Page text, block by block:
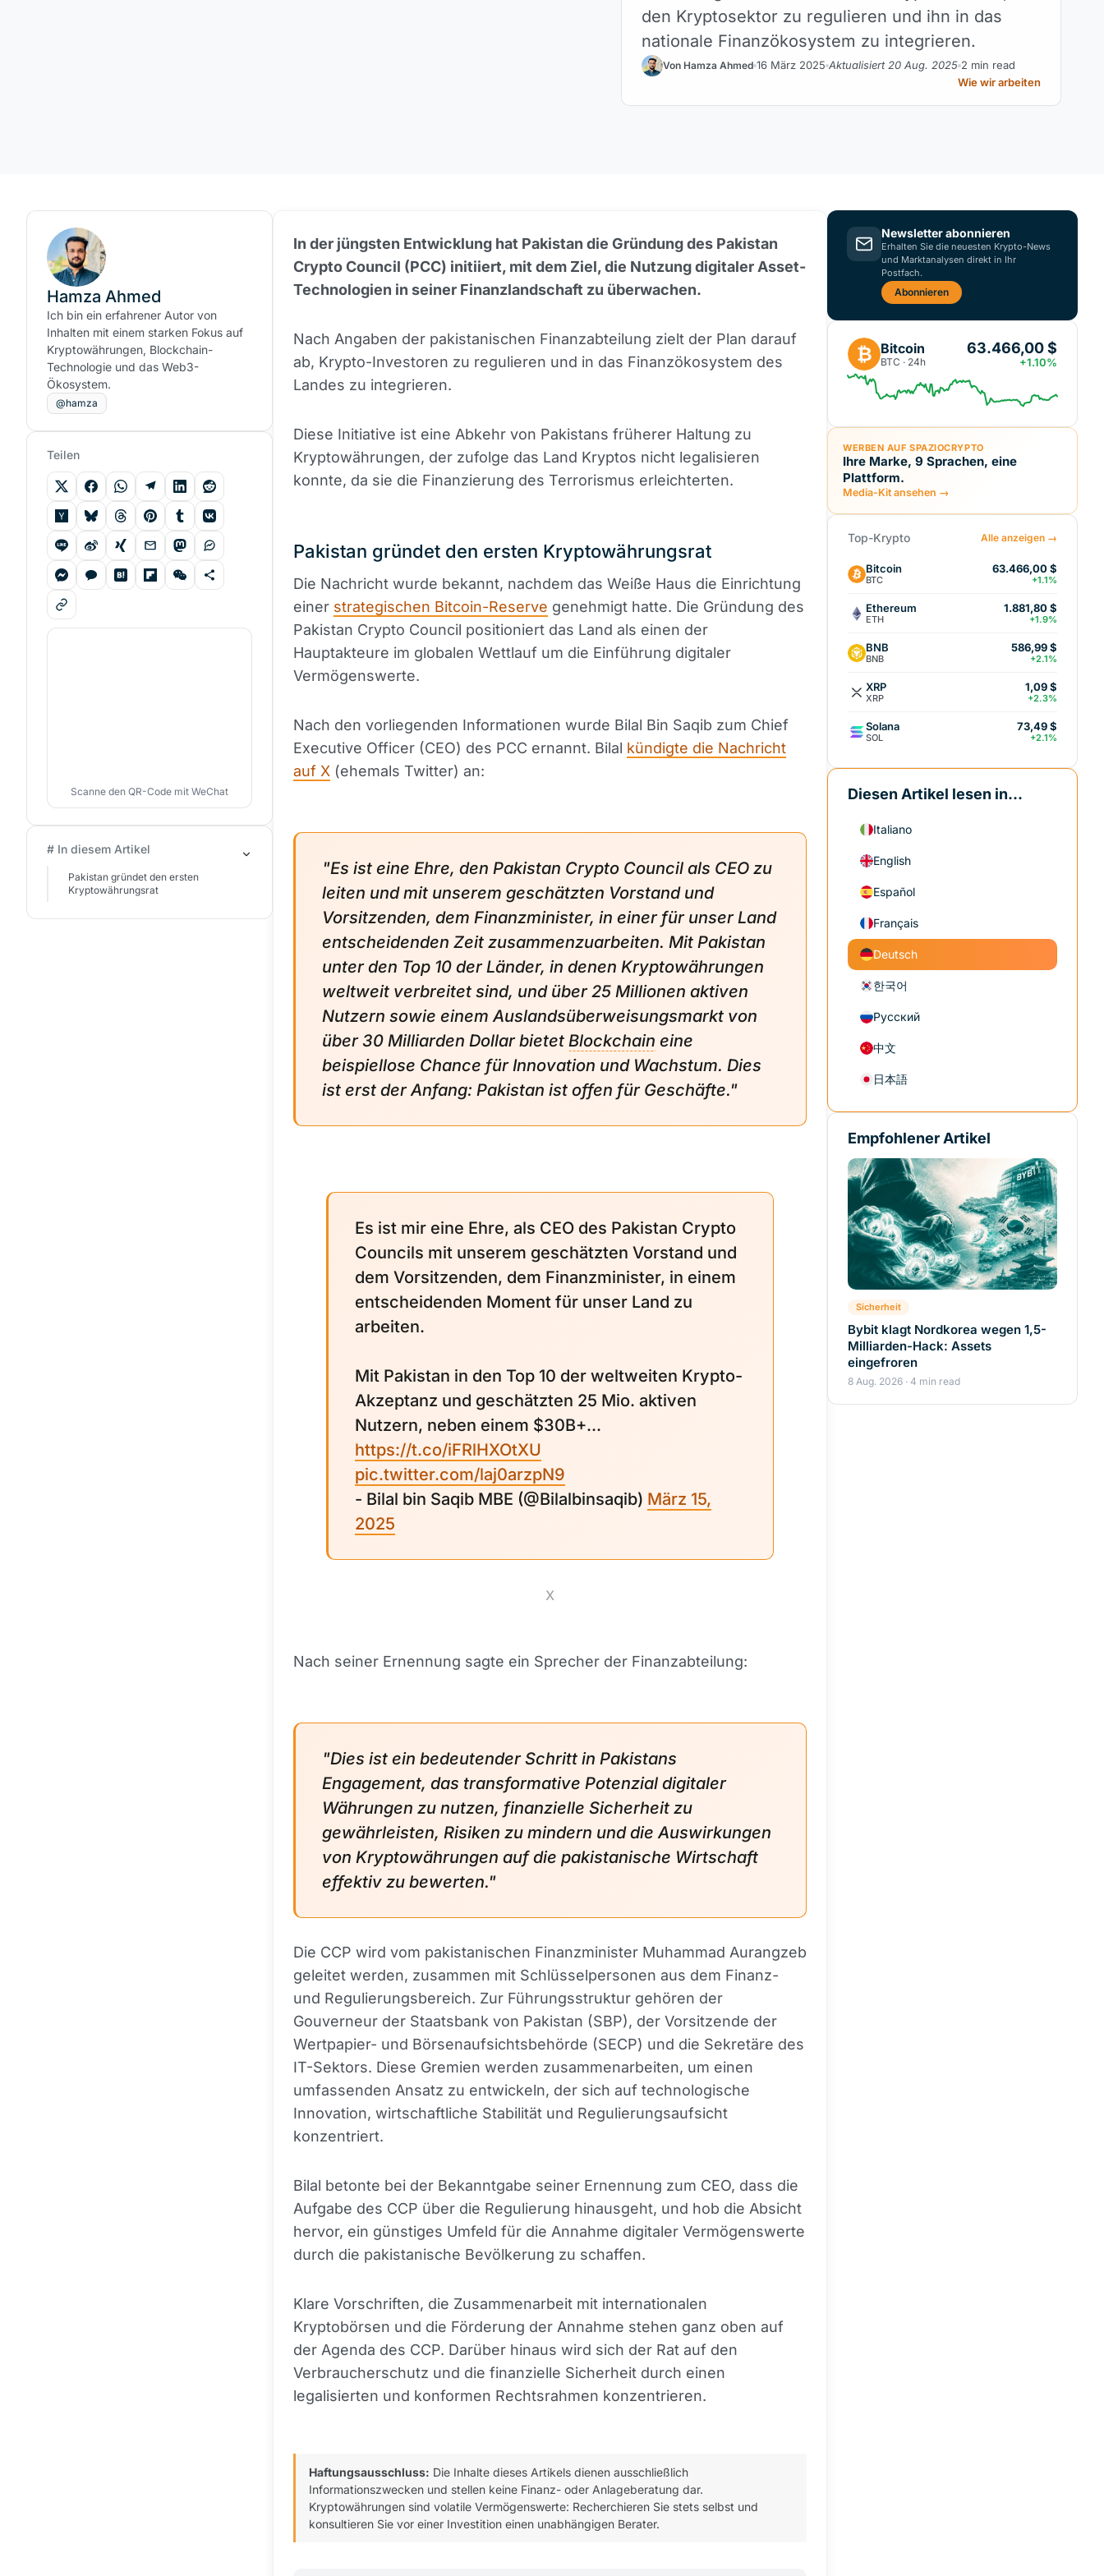
den Kryptosektor zu regulieren und ihn in das
nationale Finanzökosystem zu integrieren.
Von Hamza Ahmed 16 März 2025 Aktualisiert 20 Aug. 2025 2 min read
Wie wir arbeiten
In der jüngsten Entwicklung hat Pakistan die Gründung des Pakistan
Crypto Council (PCC) initiiert, mit dem Ziel, die Nutzung digitaler Asset-
Technologien in seiner Finanzlandschaft zu überwachen.
Nach Angaben der pakistanischen Finanzabteilung zielt der Plan darauf
ab, Krypto-Investoren zu regulieren und in das Finanzökosystem des
Landes zu integrieren.
Diese Initiative ist eine Abkehr von Pakistans früherer Haltung zu
Kryptowährungen, der zufolge das Land Kryptos nicht legalisieren
konnte, da sie die Finanzierung des Terrorismus erleichterten.
Pakistan gründet den ersten Kryptowährungsrat
Die Nachricht wurde bekannt, nachdem das Weiße Haus die Einrichtung
einer strategischen Bitcoin-Reserve genehmigt hatte. Die Gründung des
Pakistan Crypto Council positioniert das Land als einen der
Hauptakteure im globalen Wettlauf um die Einführung digitaler
Vermögenswerte.
Nach den vorliegenden Informationen wurde Bilal Bin Saqib zum Chief
Executive Officer (CEO) des PCC ernannt. Bilal kündigte die Nachricht
auf X (ehemals Twitter) an:
"Es ist eine Ehre, den Pakistan Crypto Council als CEO zu
leiten und mit unserem geschätzten Vorstand und
Vorsitzenden, dem Finanzminister, in einer für unser Land
entscheidenden Zeit zusammenzuarbeiten. Mit Pakistan
unter den Top 10 der Länder, in denen Kryptowährungen
weltweit verbreitet sind, und über 25 Millionen aktiven
Nutzern sowie einem Auslandsüberweisungsmarkt von
über 30 Milliarden Dollar bietet Blockchain eine
beispiellose Chance für Innovation und Wachstum. Dies
ist erst der Anfang: Pakistan ist offen für Geschäfte."
Es ist mir eine Ehre, als CEO des Pakistan Crypto
Councils mit unserem geschätzten Vorstand und
dem Vorsitzenden, dem Finanzminister, in einem
entscheidenden Moment für unser Land zu
arbeiten.
Mit Pakistan in den Top 10 der weltweiten Krypto-
Akzeptanz und geschätzten 25 Mio. aktiven
Nutzern, neben einem $30B+...
https://t.co/iFRlHXOtXU
pic.twitter.com/laj0arzpN9
- Bilal bin Saqib MBE (@Bilalbinsaqib) März 15,
2025
X
Nach seiner Ernennung sagte ein Sprecher der Finanzabteilung:
"Dies ist ein bedeutender Schritt in Pakistans
Engagement, das transformative Potenzial digitaler
Währungen zu nutzen, finanzielle Sicherheit zu
gewährleisten, Risiken zu mindern und die Auswirkungen
von Kryptowährungen auf die pakistanische Wirtschaft
effektiv zu bewerten."
Die CCP wird vom pakistanischen Finanzminister Muhammad Aurangzeb
geleitet werden, zusammen mit Schlüsselpersonen aus dem Finanz-
und Regulierungsbereich. Zur Führungsstruktur gehören der
Gouverneur der Staatsbank von Pakistan (SBP), der Vorsitzende der
Wertpapier- und Börsenaufsichtsbehörde (SECP) und die Sekretäre des
IT-Sektors. Diese Gremien werden zusammenarbeiten, um einen
umfassenden Ansatz zu entwickeln, der sich auf technologische
Innovation, wirtschaftliche Stabilität und Regulierungsaufsicht
konzentriert.
Bilal betonte bei der Bekanntgabe seiner Ernennung zum CEO, dass die
Aufgabe des CCP über die Regulierung hinausgeht, und hob die Absicht
hervor, ein günstiges Umfeld für die Annahme digitaler Vermögenswerte
durch die pakistanische Bevölkerung zu schaffen.
Klare Vorschriften, die Zusammenarbeit mit internationalen
Kryptobörsen und die Förderung der Annahme stehen ganz oben auf
der Agenda des CCP. Darüber hinaus wird sich der Rat auf den
Verbraucherschutz und die finanzielle Sicherheit durch einen
legalisierten und konformen Rechtsrahmen konzentrieren.
Haftungsausschluss: Die Inhalte dieses Artikels dienen ausschließlich
Informationszwecken und stellen keine Finanz- oder Anlageberatung dar.
Kryptowährungen sind volatile Vermögenswerte: Recherchieren Sie stets selbst und
konsultieren Sie vor einer Investition einen unabhängigen Berater.
Hamza Ahmed
Ich bin ein erfahrener Autor von
Inhalten mit einem starken Fokus auf
Kryptowährungen, Blockchain-
Technologie und das Web3-
Ökosystem.
@hamza
Teilen
Scanne den QR-Code mit WeChat
# In diesem Artikel
Pakistan gründet den ersten
Kryptowährungsrat
Newsletter abonnieren
Erhalten Sie die neuesten Krypto-News
und Marktanalysen direkt in Ihr
Postfach.
Abonnieren
₿ Bitcoin
BTC · 24h
63.466,00 $
+1.10%
WERBEN AUF SPAZIOCRYPTO
Ihre Marke, 9 Sprachen, eine
Plattform.
Media-Kit ansehen →
Top-Krypto Alle anzeigen →
Bitcoin
BTC
63.466,00 $
+1.1%
Ethereum
ETH
1.881,80 $
+1.9%
BNB
BNB
586,99 $
+2.1%
XRP
XRP
1,09 $
+2.3%
Solana
SOL
73,49 $
+2.1%
Diesen Artikel lesen in...
Italiano
English
Español
Français
Deutsch
한국어
Русский
中文
日本語
Empfohlener Artikel
Sicherheit
Bybit klagt Nordkorea wegen 1,5-
Milliarden-Hack: Assets
eingefroren
8 Aug. 2026 · 4 min read